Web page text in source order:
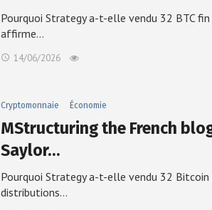
Pourquoi Strategy a-t-elle vendu 32 BTC fin
affirme…
14/06/2026
Cryptomonnaie Économie
MStructuring the French
Saylor…
Pourquoi Strategy a-t-elle vendu 32 Bitcoin
distributions…